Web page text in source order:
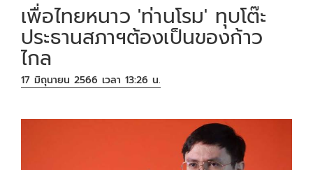
เพื่อไทยหนาว 'ท่านโรม' ทุบโต๊ะ
ประธานสภาฯต้องเป็นของก้าว
ไกล
17 มิถุนายน 2566 เวลา 13:26 น.